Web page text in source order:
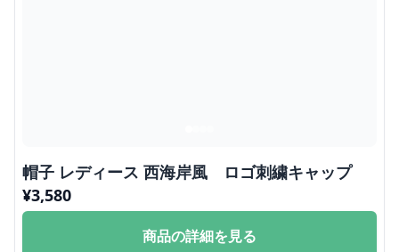
帽子 レディース 西海岸風 ロゴ刺繍キャップ
¥3,580
商品の詳細を見る